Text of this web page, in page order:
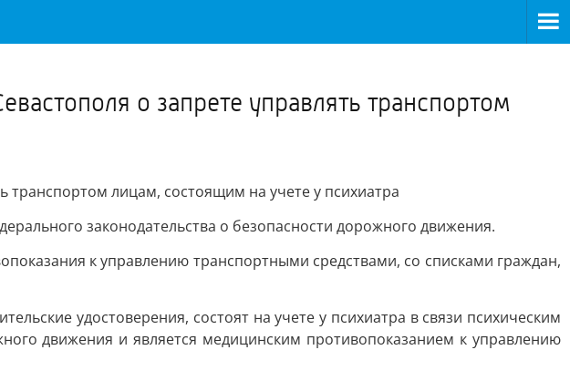
о запрете управлять транспортом
транспортом лицам, состоящим на учете у психиатра
законодательства о безопасности дорожного движения.
к управлению транспортными средствами, со списками граждан,
удостоверения, состоят на учете у психиатра в связи психическим
движения и является медицинским противопоказанием к управлению